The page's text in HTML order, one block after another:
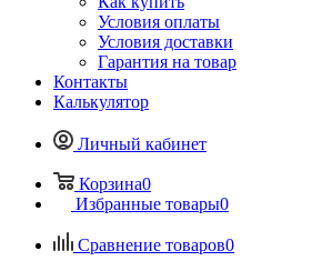
Условия оплаты
Условия доставки
Гарантия на товар
Контакты
Калькулятор
Личный кабинет
Корзина0
Избранные товары0
Сравнение товаров0